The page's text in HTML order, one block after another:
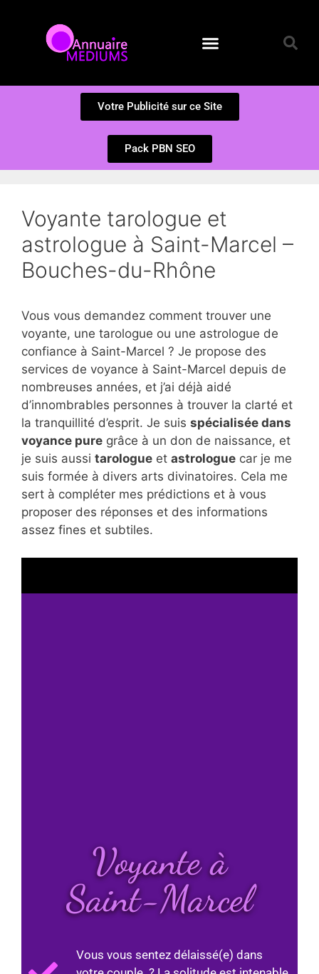
Votre Publicité sur ce Site
Pack PBN SEO
Voyante tarologue et
astrologue à Saint-Marcel –
Bouches-du-Rhône
Vous vous demandez comment trouver une
voyante, une tarologue ou une astrologue de
confiance à Saint-Marcel ? Je propose des
services de voyance à Saint-Marcel depuis de
nombreuses années, et j’ai déjà aidé
d’innombrables personnes à trouver la clarté et
la tranquillité d’esprit. Je suis spécialisée dans
voyance pure grâce à un don de naissance, et
je suis aussi tarologue et astrologue car je me
suis formée à divers arts divinatoires. Cela me
sert à compléter mes prédictions et à vous
proposer des réponses et des informations
assez fines et subtiles.
Voyante à
Saint-Marcel
Vous vous sentez délaissé(e) dans